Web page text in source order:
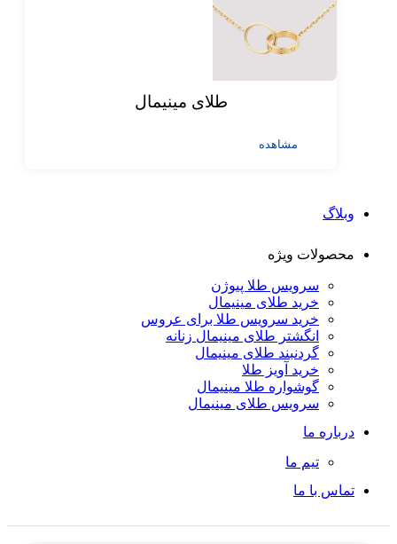
طلای مینیمال
مشاهده
وبلاگ
محصولات ویژه
سرویس طلا پیوژن
خرید طلای مینیمال
خرید سرویس طلا برای عروس
انگشتر طلای مینیمال زنانه
گردنبند طلای مینیمال
خرید آویز طلا
گوشواره طلا مینیمال
سرویس طلای مینیمال
درباره ما
تیم ما
تماس با ما